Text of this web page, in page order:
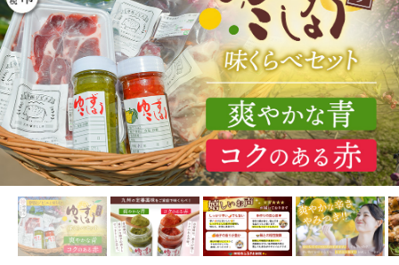
TOP 加工食品 調味料 脊振ジビエ 詰め合わせ イノシシ肉